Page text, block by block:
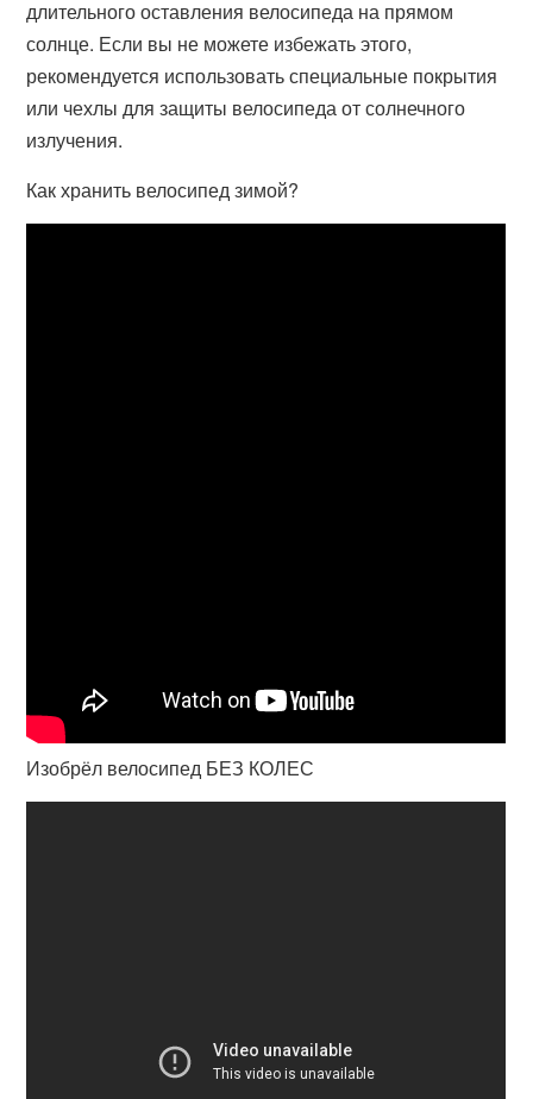
длительного оставления велосипеда на прямом
солнце. Если вы не можете избежать этого,
рекомендуется использовать специальные покрытия
или чехлы для защиты велосипеда от солнечного
излучения.
Как хранить велосипед зимой?
Изобрёл велосипед БЕЗ КОЛЕС